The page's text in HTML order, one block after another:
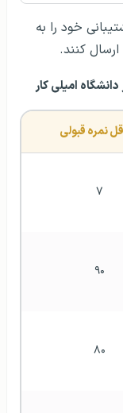
خود را به
ارسال کنند.
امیلی کار
نمره قبولی
۷
۹۰
۸۰